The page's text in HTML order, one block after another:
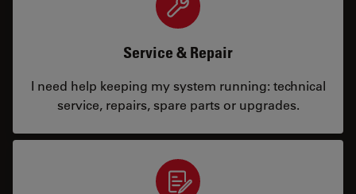
Service & Repair
I need help keeping my system running: technical
service, repairs, spare parts or upgrades.